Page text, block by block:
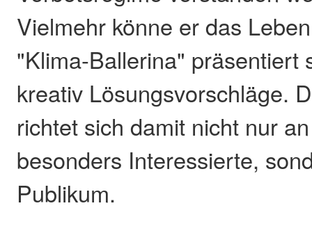
Vielmehr könne er das
"Klima-Ballerina" präsentiert
kreativ Lösungsvorschläge.
richtet sich damit nicht nur
besonders Interessierte,
Publikum.